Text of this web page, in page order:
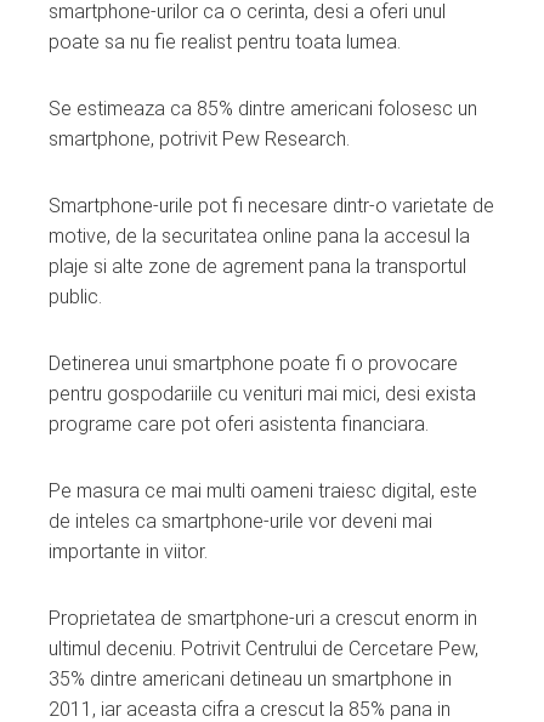
smartphone-urilor ca o cerinta, desi a oferi unul
poate sa nu fie realist pentru toata lumea.
Se estimeaza ca 85% dintre americani folosesc un
smartphone, potrivit Pew Research.
Smartphone-urile pot fi necesare dintr-o varietate de
motive, de la securitatea online pana la accesul la
plaje si alte zone de agrement pana la transportul
public.
Detinerea unui smartphone poate fi o provocare
pentru gospodariile cu venituri mai mici, desi exista
programe care pot oferi asistenta financiara.
Pe masura ce mai multi oameni traiesc digital, este
de inteles ca smartphone-urile vor deveni mai
importante in viitor.
Proprietatea de smartphone-uri a crescut enorm in
ultimul deceniu. Potrivit Centrului de Cercetare Pew,
35% dintre americani detineau un smartphone in
2011, iar aceasta cifra a crescut la 85% pana in